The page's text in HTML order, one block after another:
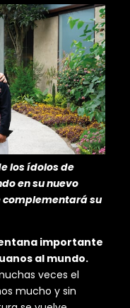
los ídolos de
en su nuevo
su
importante
al mundo.
veces el
mucho y sin